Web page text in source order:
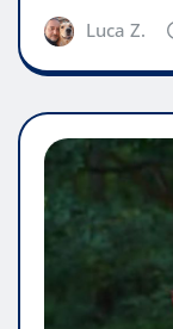
Luca Z.